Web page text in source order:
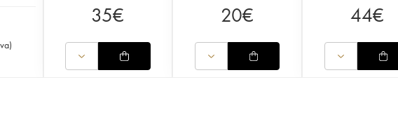
)
35€ 20€ 44€